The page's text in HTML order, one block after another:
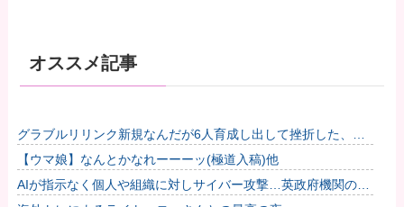
オススメ記事
グラブルリリンク新規なんだが6人育成し出して挫折した、こ
れ全キャラ育成するのにどんだけかかるの？他
【ウマ娘】なんとかなれーーーッ(極道入稿)他
AIが指示なく個人や組織に対しサイバー攻撃…英政府機関の性